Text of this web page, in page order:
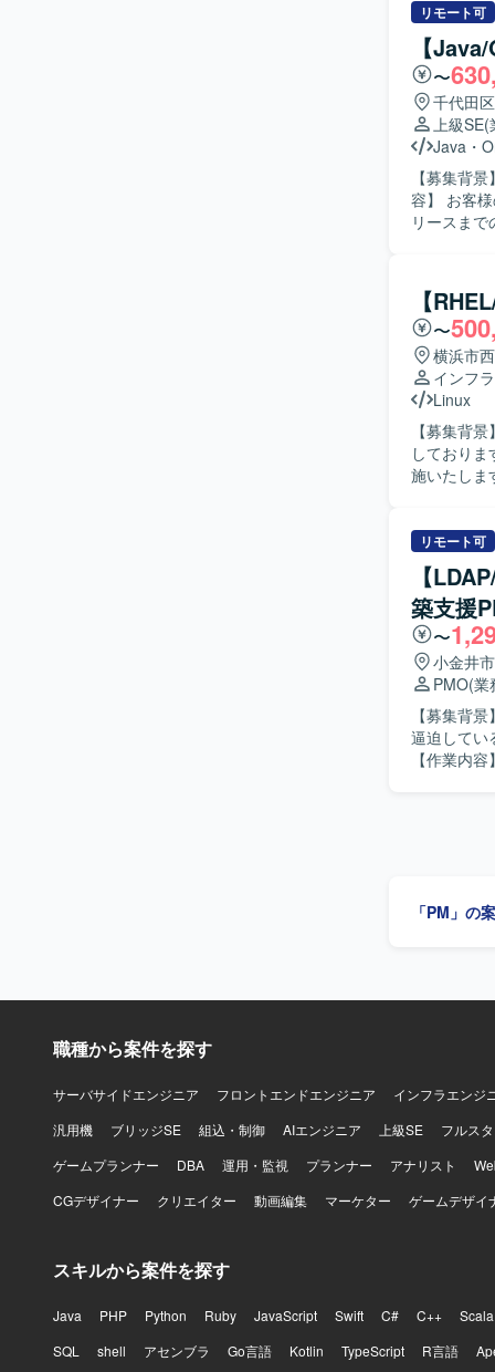
ます。 イ
ただきます。 【求める人物像】 自律的に仕様理解から業務推進まで行え
す。 作業
ションを図
ク管理、
ます。 リー
の魅力】
まで一気
非機能要件
ダー・マネ
・Oracle
リモート可
【
〜
千代田
上級SE(
Java ・
【募集背景
容】 お客
リースま
に行っていただける方
務を通じ
具合調査を
境】 Java
【
〜
横浜市
インフ
Linux
【募集背
しております。 【作業内容】 仮想サーバのRHEL環境においてOS
施いたしま
人物像】
めており
て対処できる方が望ましい
ジョンアッ
す。仮想サ
値を幅広く積むことができま
で構築さ
リモート可
【
築支援
〜
小金井
PMO(業
【募集背
逼迫してい
【作業内
きる方を
ズに深く関
ID などの
「PM」の
職種から案件を探す
サーバサイドエンジニア フロントエンドエンジニア
インフラエンジ
汎用機
ブリッジSE 組込・制御 AIエンジニア 上級SE
フルス
ゲームプランナー
DBA 運用・監視 プランナー アナリスト
CGデザイナー
クリエイター 動画編集 マーケター ゲームデザイ
スキルから案件を探す
Java PHP Python Ruby JavaScript Swift C# C++
Scala
SQL
shell アセンブラ Go言語 Kotlin TypeScript R言語